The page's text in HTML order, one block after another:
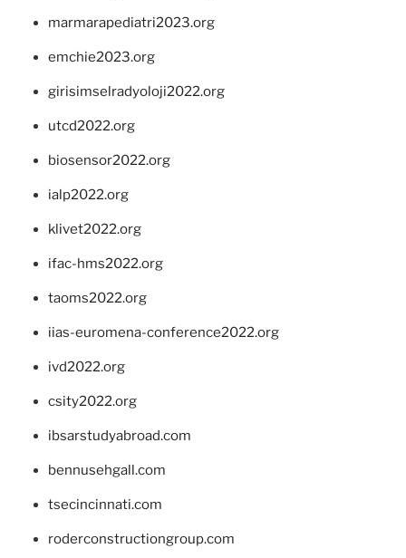
marmarapediatri2023.org
emchie2023.org
girisimselradyoloji2022.org
utcd2022.org
biosensor2022.org
ialp2022.org
klivet2022.org
ifac-hms2022.org
taoms2022.org
iias-euromena-conference2022.org
ivd2022.org
csity2022.org
ibsarstudyabroad.com
bennusehgall.com
tsecincinnati.com
roderconstructiongroup.com